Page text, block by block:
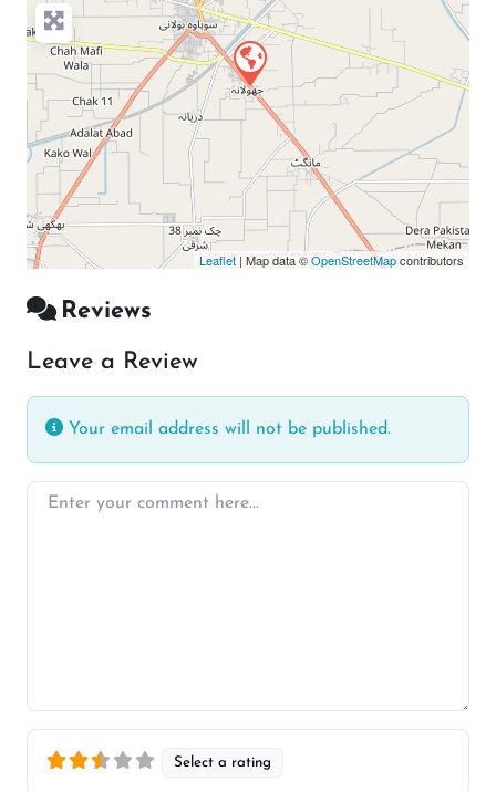
Leaflet | Map data ©OpenStreetMapcontributors
Reviews
Leave a Review
Your email address will not be published.
Enter your comment here…
Select a rating